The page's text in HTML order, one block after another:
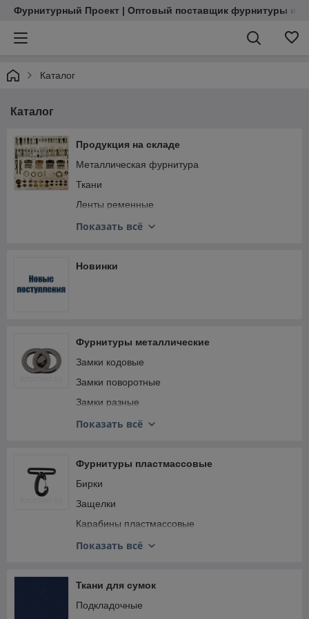
Фурнитурный Проект | Оптовый поставщик фурнитуры и
Каталог
Каталог
Продукция на складе
Металлическая фурнитура
Ткани
Ленты ременные
Кожкартон
Вспомогательные товары
Показать всё
Новинки
Фурнитуры металлические
Замки кодовые
Замки поворотные
Замки разные
Замки рамочные
Замки цупферные
Карабины металлические
Клипы
Ключницы
Кнопки галантерейные металлические
Кольца
Люверсы
Показать всё
Фурнитуры пластмассовые
Бирки
Защелки
Карабины пластмассовые
Наконечники пластмассовые
Полозья
Полукольца пластмассовые
Показать всё
Ткани для сумок
Подкладочные